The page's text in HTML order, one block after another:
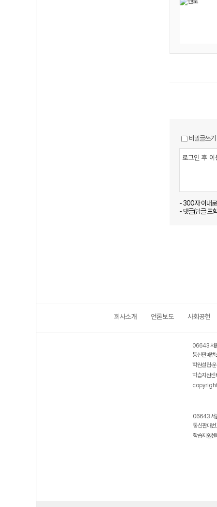
비밀글쓰기
- 300자 이내
- 댓글(답글 포
회사소개 언론보도 사회공헌
06643 서
통신판매
학원설립·
학습지원
06643 서
통신판매
학습지원